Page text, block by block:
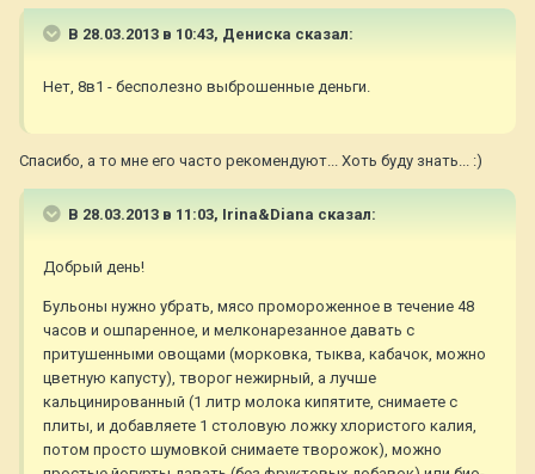
В 28.03.2013 в 10:43, Дениска сказал:
Нет, 8в1 - бесполезно выброшенные деньги.
Спасибо, а то мне его часто рекомендуют... Хоть буду знать... :)
В 28.03.2013 в 11:03, Irina&Diana сказал:
Добрый день!
Бульоны нужно убрать, мясо промороженное в течение 48
часов и ошпаренное, и мелконарезанное давать с
притушенными овощами (морковка, тыква, кабачок, можно
цветную капусту), творог нежирный, а лучше
кальцинированный (1 литр молока кипятите, снимаете с
плиты, и добавляете 1 столовую ложку хлористого калия,
потом просто шумовкой снимаете творожок), можно